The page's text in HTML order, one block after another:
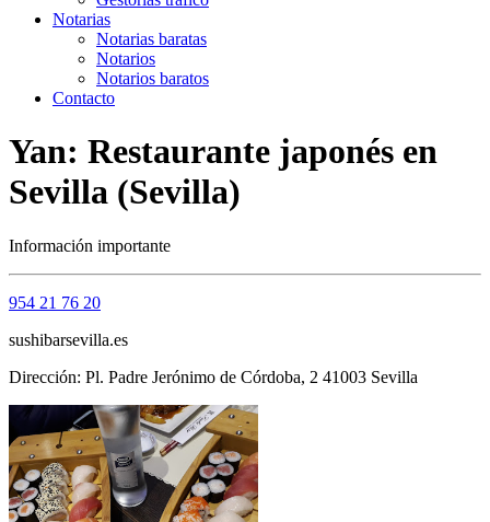
Notarias
Notarias baratas
Notarios
Notarios baratos
Contacto
Yan: Restaurante japonés en
Sevilla (Sevilla)
Información importante
954 21 76 20
sushibarsevilla.es
Dirección: Pl. Padre Jerónimo de Córdoba, 2 41003 Sevilla